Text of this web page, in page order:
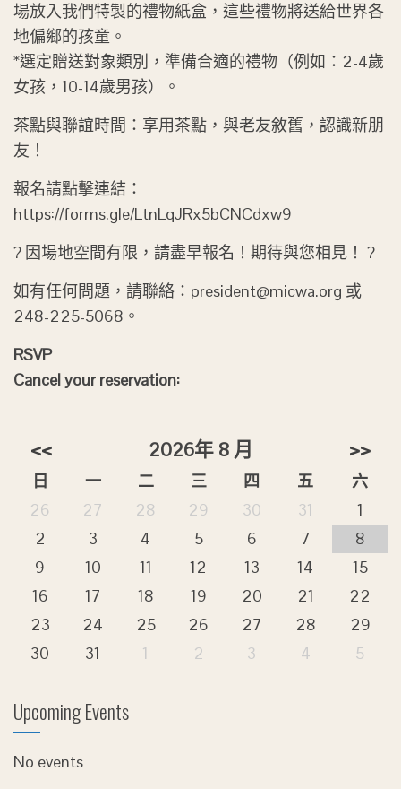
場放入我們特製的禮物紙盒，這些禮物將送給世界各
地偏鄉的孩童。
*選定贈送對象類別，準備合適的禮物（例如：2-4歲
女孩，10-14歲男孩）。
茶點與聯誼時間：享用茶點，與老友敘舊，認識新朋
友！
報名請點擊連結：
https://forms.gle/LtnLqJRx5bCNCdxw9
? 因場地空間有限，請盡早報名！期待與您相見！ ?
如有任何問題，請聯絡：president@micwa.org 或
248-225-5068。
RSVP
Cancel your reservation:
<< 2026年 8 月 >>
日 一 二 三 四 五
六
26
27 28 29 30 31
1
2
3 4 5 6 7
8
9
10 11 12 13 14
15
16
17 18 19 20 21
22
23
24 25 26 27 28
29
30
31 1 2 3 4 5
Upcoming Events
No events